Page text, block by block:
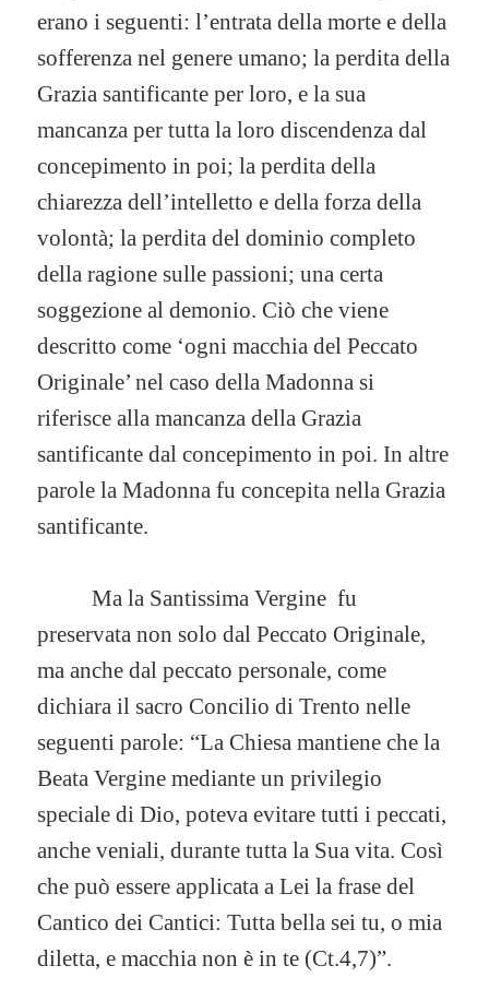
erano i seguenti: l’entrata della morte e della
sofferenza nel genere umano; la perdita della
Grazia santificante per loro, e la sua
mancanza per tutta la loro discendenza dal
concepimento in poi; la perdita della
chiarezza dell’intelletto e della forza della
volontà; la perdita del dominio completo
della ragione sulle passioni; una certa
soggezione al demonio. Ciò che viene
descritto come ‘ogni macchia del Peccato
Originale’ nel caso della Madonna si
riferisce alla mancanza della Grazia
santificante dal concepimento in poi. In altre
parole la Madonna fu concepita nella Grazia
santificante.
Ma la Santissima Vergine fu
preservata non solo dal Peccato Originale,
ma anche dal peccato personale, come
dichiara il sacro Concilio di Trento nelle
seguenti parole: “La Chiesa mantiene che la
Beata Vergine mediante un privilegio
speciale di Dio, poteva evitare tutti i peccati,
anche veniali, durante tutta la Sua vita. Così
che può essere applicata a Lei la frase del
Cantico dei Cantici: Tutta bella sei tu, o mia
diletta, e macchia non è in te (Ct.4,7)”.